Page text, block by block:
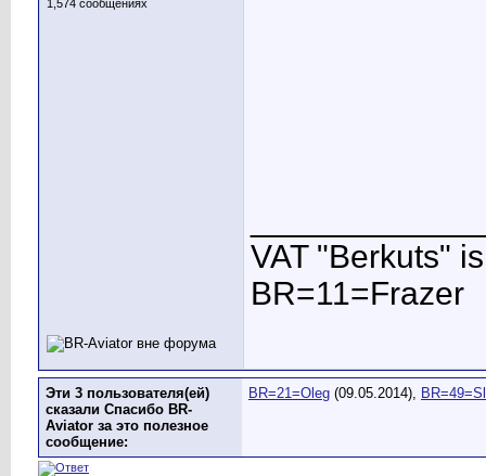
1,574 сообщениях
VAT "Berkuts"
BR=11=Frazer
Эти 3 пользователя(ей)
сказали Спасибо BR-
Aviator за это полезное
сообщение:
BR=21=Oleg (09.05.2014),